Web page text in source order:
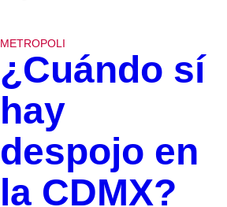
METROPOLI
¿Cuándo sí
hay
despojo en
la CDMX?